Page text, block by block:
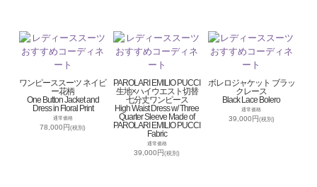
ワンピーススーツ ネイビ
ー花柄
One Button Jacket and
Dress in Floral Print
通常価格
78,000円(税別)
PAROLARI EMILIO PUCCI
生地×ハイウエスト切替
七分丈ワンピース
High Waist Dress w/ Three
Quarter Sleeve Made of
PAROLARI EMILIO PUCCI
Fabric
通常価格
39,000円(税別)
ボレロジャケット ブラッ
クレース
Black Lace Bolero
通常価格
39,000円(税別)